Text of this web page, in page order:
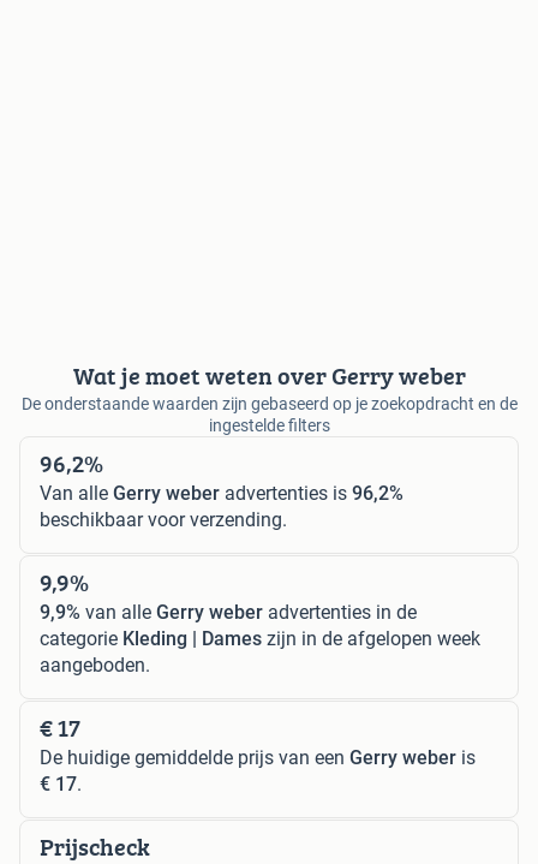
Wat je moet weten over Gerry weber
De onderstaande waarden zijn gebaseerd op je zoekopdracht en de
ingestelde filters
96,2%
Van alle Gerry weber advertenties is 96,2%
beschikbaar voor verzending.
9,9%
9,9% van alle Gerry weber advertenties in de
categorie Kleding | Dames zijn in de afgelopen week
aangeboden.
€ 17
De huidige gemiddelde prijs van een Gerry weber is
€ 17.
Prijscheck